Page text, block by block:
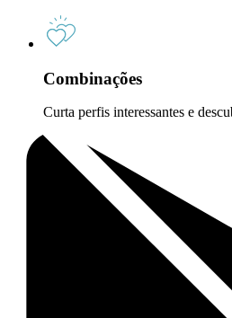
Combinações
Curta perfis interessantes e